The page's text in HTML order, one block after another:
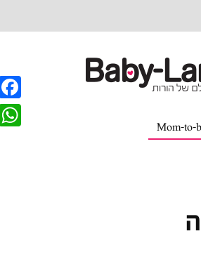
Mom-to-
F